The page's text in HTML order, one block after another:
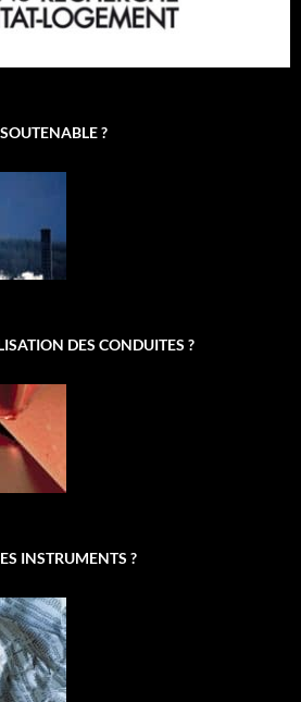
?
DES CONDUITES ?
INSTRUMENTS ?